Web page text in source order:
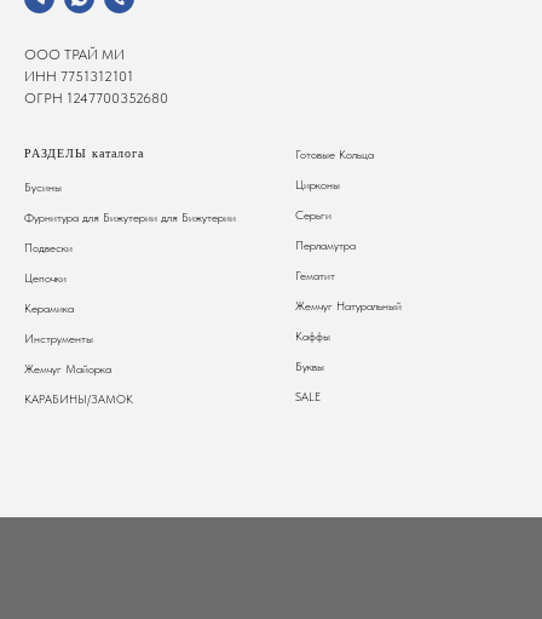
ООО ТРАЙ МИ
ИНН 7751312101
ОГРН 1247700352680
РАЗДЕЛЫ каталога
Бусины
Фурнитура для Бижутерии для Бижутерии
Подвески
Цепочки
Керамика
Инструменты
Жемчуг Майорка
КАРАБИНЫ/ЗАМОК
Готовые Кольца
Цирконы
Серьги
Перламутра
Гематит
Жемчуг Натуральный
Каффы
Буквы
SALE